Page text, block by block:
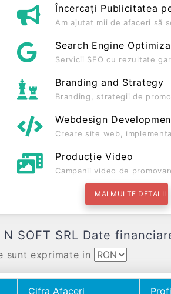
Încercați Publicitatea
Am ajutat mii de afaceri să
Search Engine
Servicii SEO cu rezultate
Branding and Strategy
Branding, strategii de
Webdesign
Creare site web,
Producție Video
Campanii video de
MAI MULTE DETALII
N SOFT SRL Date
sunt exprimate in
Cifra Afaceri